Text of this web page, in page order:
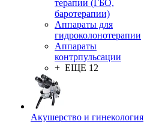
терапии (ГБО,
баротерапии)
Аппараты для
гидроколонотерапии
Аппараты
контрпульсации
+ ЕЩЕ 12
Акушерство и гинекология